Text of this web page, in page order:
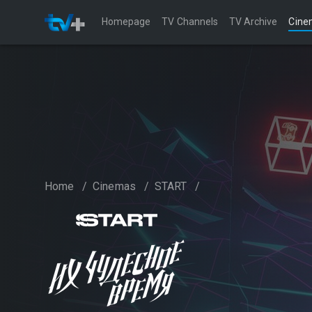
Homepage TV Channels TV Archive
Home / Cinemas / START /